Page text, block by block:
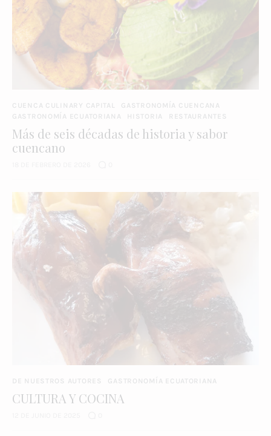
CUENCA CULINARY CAPITAL
GASTRONOMÍA CUENCANA
GASTRONOMÍA ECUATORIANA
HISTORIA RESTAURANTES
Más de seis décadas de historia y sabor
cuencano
DE NUESTROS AUTORES GASTRONOMÍA ECUATORIANA
CULTURA Y COCINA